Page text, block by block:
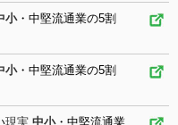
小・中堅流通業の5割
小・中堅流通業の5割
現実 中小・中堅流通業